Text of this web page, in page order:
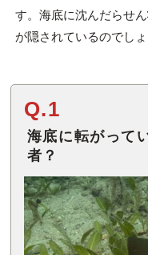
す。海底に沈んだらせ
が隠されているのでしょ
Q.1
海底に転がって
者？